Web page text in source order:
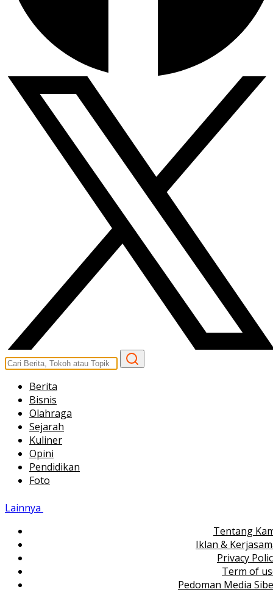
Berita
Bisnis
Olahraga
Sejarah
Kuliner
Opini
Pendidikan
Foto
Lainnya
Tentang
Iklan &
Privacy
Term of
Pedoman Media